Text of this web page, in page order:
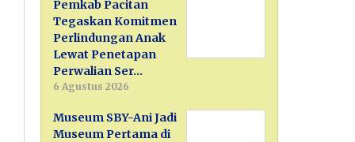
Pemkab Pacitan
Tegaskan Komitmen
Perlindungan Anak
Lewat Penetapan
Perwalian Ser…
6 Agustus 2026
Museum SBY-Ani Jadi
Museum Pertama di